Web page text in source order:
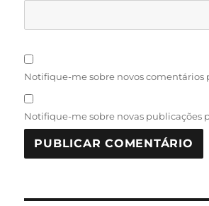
Notifique-me sobre novos comentários
Notifique-me sobre novas publicações